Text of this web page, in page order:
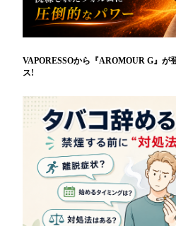
VAPORESSOから『AROMOUR G』が
ス!